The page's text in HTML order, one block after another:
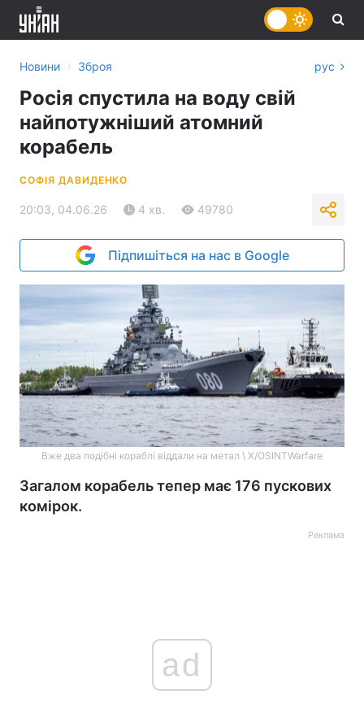
Новини › Зброя рус
Росія спустила на воду свій
найпотужніший атомний
корабель
СОФІЯ ДАВИДЕНКО
20:03, 04.06.26 4 хв. 49780
Підпишіться на нас в Google
Вже два подібні кораблі віддали на метал \ X/OSINTWarfare
Загалом корабель тепер має 176 пускових
комірок.
Реклама
ad